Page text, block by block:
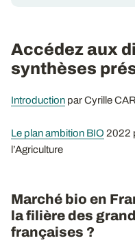
Accédez aux
synthèses
Introduction par Cyrille
Le plan ambition BIO 2022
l’Agriculture
Marché bio en
la filière des
françaises ?